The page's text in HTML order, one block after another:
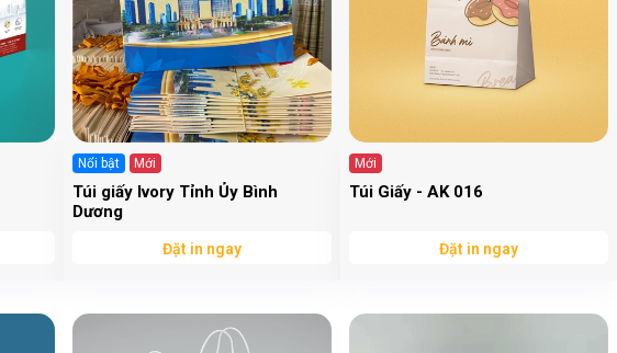
Nổi bật Mới
Túi giấy Ivory Tỉnh Ủy Bình
Dương
Đặt in ngay
Mới
Túi Giấy - AK 016
Đặt in ngay